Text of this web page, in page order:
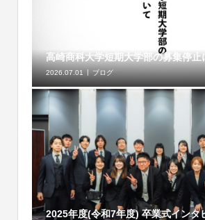
高崎商科大学短期大学部の募集停止
2026.07.01 ブログ
2025年度(令和7年度) 卒業式インタ